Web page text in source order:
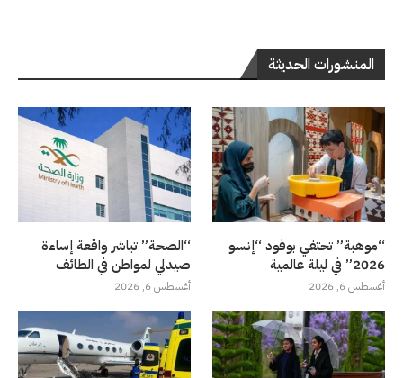
المنشورات الحديثة
“موهبة” تحتفي بوفود “إنسو
2026” في ليلة عالمية
أغسطس 6, 2026
“الصحة” تباشر واقعة إساءة
صيدلي لمواطن في الطائف
أغسطس 6, 2026